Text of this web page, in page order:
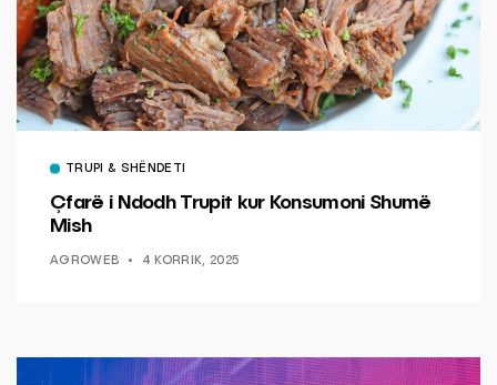
TRUPI & SHËNDETI
Çfarë i Ndodh Trupit kur Konsumoni Shumë
Mish
AGROWEB 4 KORRIK, 2025